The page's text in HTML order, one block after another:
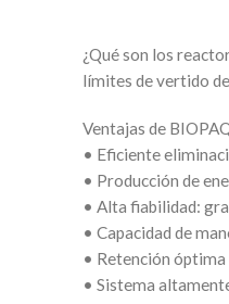
¿Qué son los
límites de vertido
Ventajas de
• Eficiente
• Producción de
• Alta fiabilidad:
• Capacidad de
• Retención
• Sistema